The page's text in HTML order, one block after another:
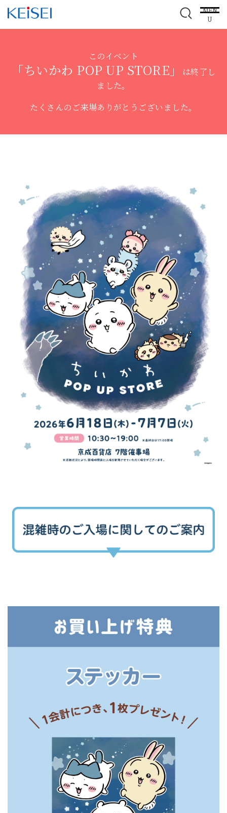
MEN
U
このイベント
「ちいかわ POP UP STORE」
は終了し
ました。
たくさんのご来場ありがとうございました。